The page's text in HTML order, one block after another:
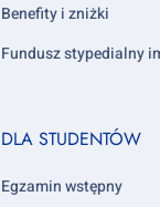
Benefity i zniżki
Fundusz stypedialny
Footer
4
DLA STUDENTÓW
Egzamin wstępny